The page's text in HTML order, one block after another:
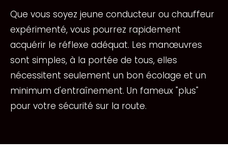
Que vous soyez jeune conducteur ou chauffeur
expérimenté, vous pourrez rapidement
acquérir le réflexe adéquat. Les manœuvres
sont simples, à la portée de tous, elles
nécessitent seulement un bon écolage et un
minimum d'entraînement. Un fameux "plus"
pour votre sécurité sur la route.